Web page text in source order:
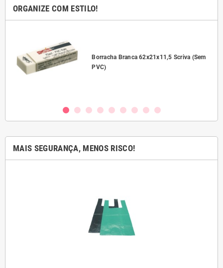
ORGANIZE COM ESTILO!
Borracha Branca 62x21x11,5 Scriva (Sem
PVC)
MAIS SEGURANÇA, MENOS RISCO!